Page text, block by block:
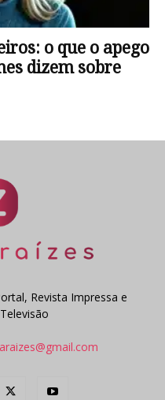
o que o apego
dizem sobre
Revista Impressa e